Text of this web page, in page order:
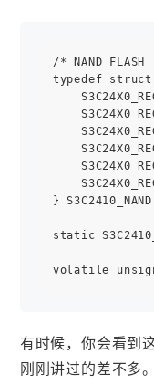
/* NAND
typedef struct
}
static
有时候，你会看到
刚刚讲过的差不多